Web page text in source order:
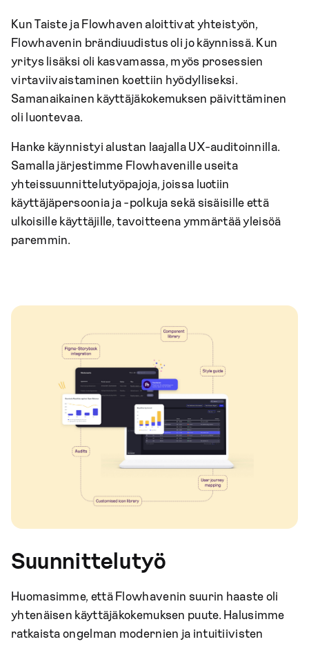
Kun Taiste ja Flowhaven aloittivat yhteistyön,
Flowhavenin brändiuudistus oli jo käynnissä. Kun
yritys lisäksi oli kasvamassa, myös prosessien
virtaviivaistaminen koettiin hyödylliseksi.
Samanaikainen käyttäjäkokemuksen päivittäminen
oli luontevaa.
Hanke käynnistyi alustan laajalla UX-auditoinnilla.
Samalla järjestimme Flowhavenille useita
yhteissuunnittelutyöpajoja, joissa luotiin
käyttäjäpersoonia ja -polkuja sekä sisäisille että
ulkoisille käyttäjille, tavoitteena ymmärtää yleisöä
paremmin.
Suunnittelutyö
Huomasimme, että Flowhavenin suurin haaste oli
yhtenäisen käyttäjäkokemuksen puute. Halusimme
ratkaista ongelman modernien ja intuitiivisten